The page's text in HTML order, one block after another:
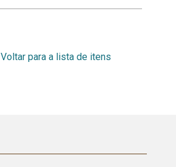
Voltar para a lista de itens